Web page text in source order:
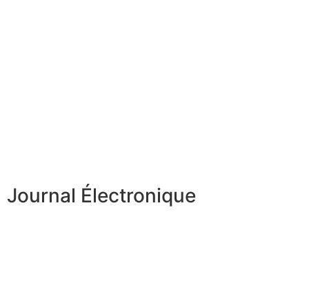
Journal Électronique